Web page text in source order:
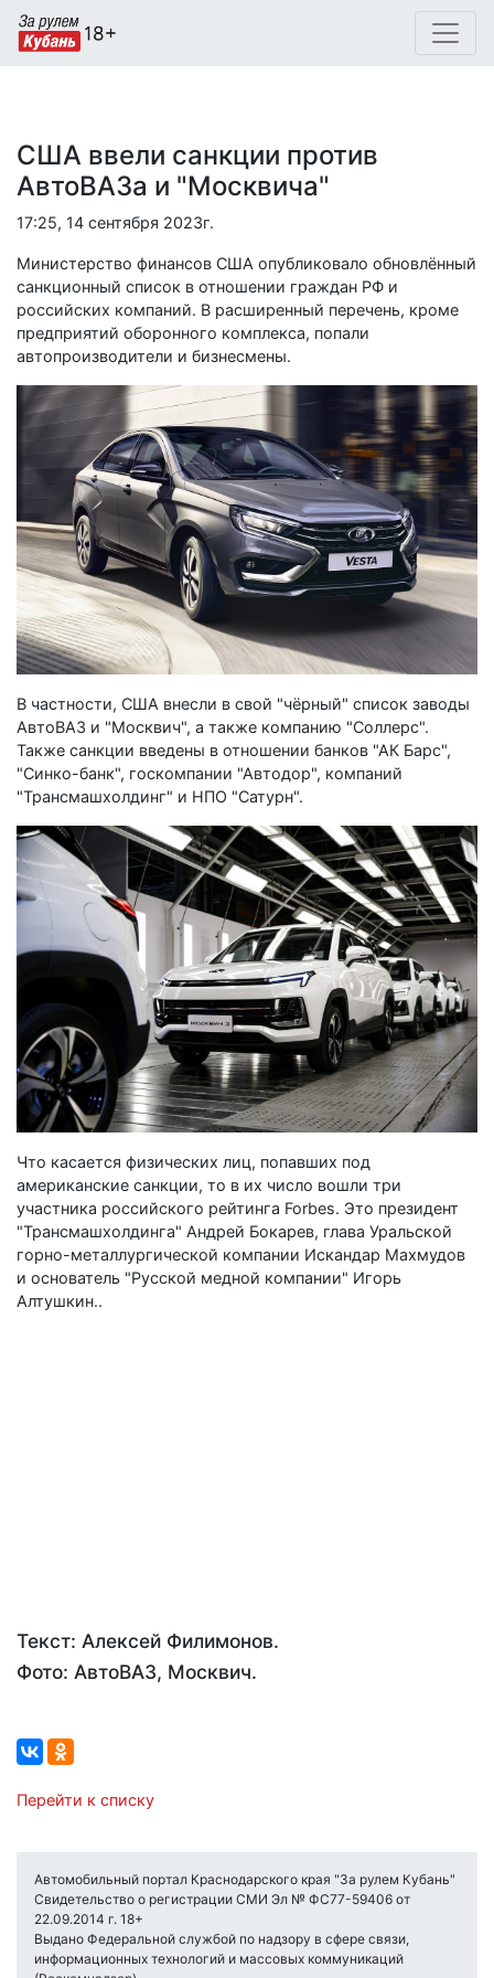
США ввели санкции против
АвтоВАЗа и "Москвича"
17:25, 14 сентября 2023г.
Министерство финансов США опубликовало обновлённый
санкционный список в отношении граждан РФ и
российских компаний. В расширенный перечень, кроме
предприятий оборонного комплекса, попали
автопроизводители и бизнесмены.
В частности, США внесли в свой "чёрный" список заводы
АвтоВАЗ и "Москвич", а также компанию "Соллерс".
Также санкции введены в отношении банков "АК Барс",
"Синко-банк", госкомпании "Автодор", компаний
"Трансмашхолдинг" и НПО "Сатурн".
Что касается физических лиц, попавших под
американские санкции, то в их число вошли три
участника российского рейтинга Forbes. Это президент
"Трансмашхолдинга" Андрей Бокарев, глава Уральской
горно-металлургической компании Искандар Махмудов
и основатель "Русской медной компании" Игорь
Алтушкин..
Текст: Алексей Филимонов.
Фото: АвтоВАЗ, Москвич.
Перейти к списку
Автомобильный портал Краснодарского края "За рулем Кубань"
Свидетельство о регистрации СМИ Эл № ФС77-59406 от
22.09.2014 г. 18+
Выдано Федеральной службой по надзору в сфере связи,
информационных технологий и массовых коммуникаций